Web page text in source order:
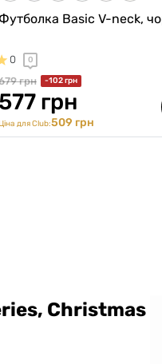
Футболка Basic V-neck,
0 0
грн -102 грн
577 грн
для Club:509 грн
Christmas